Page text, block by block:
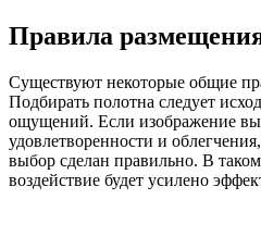
Правила
Существуют некоторые общие
Подбирать полотна следует
ощущений. Если изображение
удовлетворенности и
выбор сделан правильно. В
воздействие будет усилено